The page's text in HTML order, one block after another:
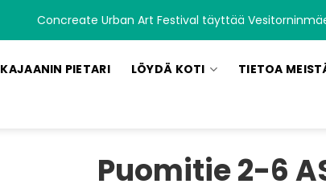
Concreate Urban Art Festival täyttää
KAJAANIN PIETARI LÖYDÄ KOTI TIETOA
Puomitie 2-6